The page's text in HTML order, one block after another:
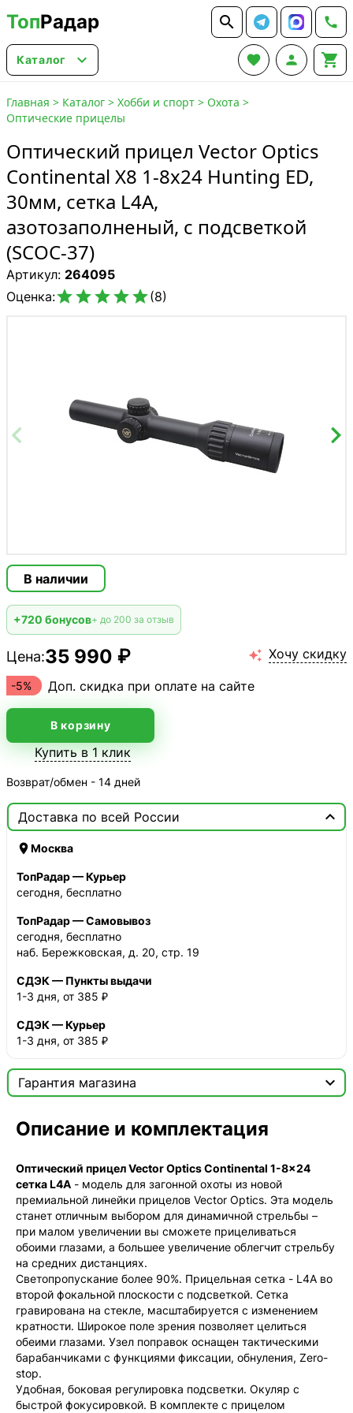
ТопРадар  
Каталог    
Главная > Каталог > Хобби и спорт > Охота >
Оптические прицелы
Оптический прицел Vector Optics
Continental X8 1-8x24 Hunting ED,
30мм, сетка L4A,
азотозаполненый, с подсветкой
(SCOC-37)
Артикул: 264095
Оценка:(8)
В наличии
+720 бонусов+ до 200 за отзыв
Цена:35 990 ₽  Хочу скидку
-5% Доп. скидка при оплате на сайте
В корзину
Купить в 1 клик
Возврат/обмен - 14 дней
Доставка по всей России 
Москва
ТопРадар — Курьер
сегодня, бесплатно
ТопРадар — Самовывоз
сегодня, бесплатно
наб. Бережковская, д. 20, стр. 19
СДЭК — Пункты выдачи
1-3 дня, от 385 ₽
СДЭК — Курьер
1-3 дня, от 385 ₽
Гарантия магазина


Мы продаём только оригинальную продукцию с
Описание и комплектация
Оптический прицел Vector Optics Continental 1-8x24
сетка L4A - модель для загонной охоты из новой
премиальной линейки прицелов Vector Optics. Эта модель
станет отличным выбором для динамичной стрельбы –
при малом увеличении вы сможете прицеливаться
обоими глазами, а большее увеличение облегчит стрельбу
на средних дистанциях.
Светопропускание более 90%. Прицельная сетка - L4A во
второй фокальной плоскости с подсветкой. Сетка
гравирована на стекле, масштабируется с изменением
кратности. Широкое поле зрения позволяет целиться
обеими глазами. Узел поправок оснащен тактическими
барабанчиками с функциями фиксации, обнуления, Zero-
stop.
Удобная, боковая регулировка подсветки. Окуляр с
быстрой фокусировкой. В комплекте с прицелом